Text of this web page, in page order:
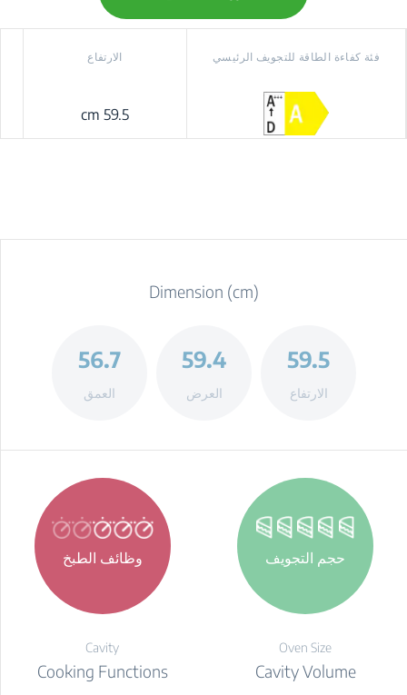
فئة كفاءة الطاقة للتجويف الرئيسي الارتفاع
59.5 cm
Dimension (cm)
59.5
الارتفاع
59.4
العرض
56.7
العمق
حجم التجويف
Oven Size
Cavity Volume
وظائف الطبخ
Cavity
Cooking Functions